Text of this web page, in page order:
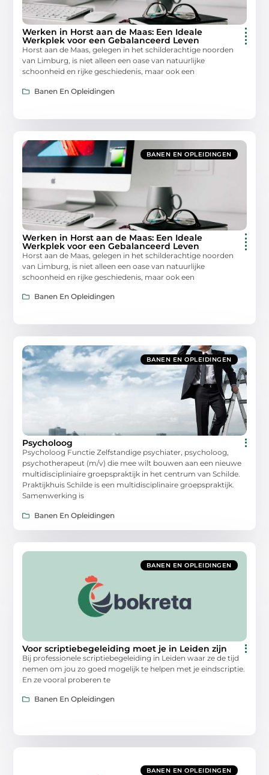
Werken in Horst aan de Maas: Een Ideale
Werkplek voor een Gebalanceerd Leven
Horst aan de Maas, gelegen in het schilderachtige noorden
van Limburg, is niet alleen een oase van natuurlijke
schoonheid en rijke geschiedenis, maar ook een
Banen En Opleidingen
BANEN EN OPLEIDINGEN
Werken in Horst aan de Maas: Een Ideale
Werkplek voor een Gebalanceerd Leven
Horst aan de Maas, gelegen in het schilderachtige noorden
van Limburg, is niet alleen een oase van natuurlijke
schoonheid en rijke geschiedenis, maar ook een
Banen En Opleidingen
BANEN EN OPLEIDINGEN
Psycholoog
Psycholoog Functie Zelfstandige psychiater, psycholoog,
psychotherapeut (m/v) die mee wilt bouwen aan een nieuwe
multidiscipliniaire groepspraktijk in het centrum van Schilde.
Praktijkhuis Schilde is een multidisciplinaire groepspraktijk.
Samenwerking is
Banen En Opleidingen
BANEN EN OPLEIDINGEN
Voor scriptiebegeleiding moet je in Leiden zijn
Bij professionele scriptiebegeleiding in Leiden waar ze de tijd
nemen om jou zo goed mogelijk te helpen met je eindscriptie.
En ze vooral proberen te
Banen En Opleidingen
BANEN EN OPLEIDINGEN